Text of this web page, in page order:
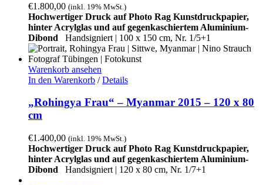
€1.800,00 (inkl. 19% MwSt.)
Hochwertiger Druck auf Photo Rag Kunstdruckpapier,
hinter Acrylglas und auf gegenkaschiertem Aluminium-
Dibond
Handsigniert | 100 x 150 cm, Nr. 1/5+1
Warenkorb ansehen
In den Warenkorb / Details
„Rohingya Frau“ – Myanmar 2015 – 120 x 80
cm
€1.400,00 (inkl. 19% MwSt.)
Hochwertiger Druck auf Photo Rag Kunstdruckpapier,
hinter Acrylglas und auf gegenkaschiertem Aluminium-
Dibond Handsigniert | 120 x 80 cm, Nr. 1/7+1